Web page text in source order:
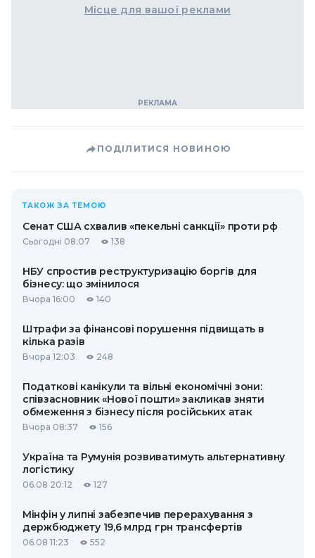
Місце для вашої реклами
ПОДІЛИТИСЯ НОВИНОЮ
ТАКОЖ ЗА ТЕМОЮ
Сенат США схвалив «пекельні санкції» проти рф
Сьогодні 08:07 138
НБУ спростив реструктуризацію боргів для
бізнесу: що змінилося
Вчора 16:00 140
Штрафи за фінансові порушення підвищать в
кілька разів
Вчора 12:03 248
Податкові канікули та вільні економічні зони:
співзасновник «Нової пошти» закликав зняти
обмеження з бізнесу після російських атак
Вчора 08:37 156
Україна та Румунія розвиватимуть альтернативну
логістику
06.08 20:12 127
Мінфін у липні забезпечив перерахування з
держбюджету 19,6 млрд грн трансфертів
06.08 11:23 552